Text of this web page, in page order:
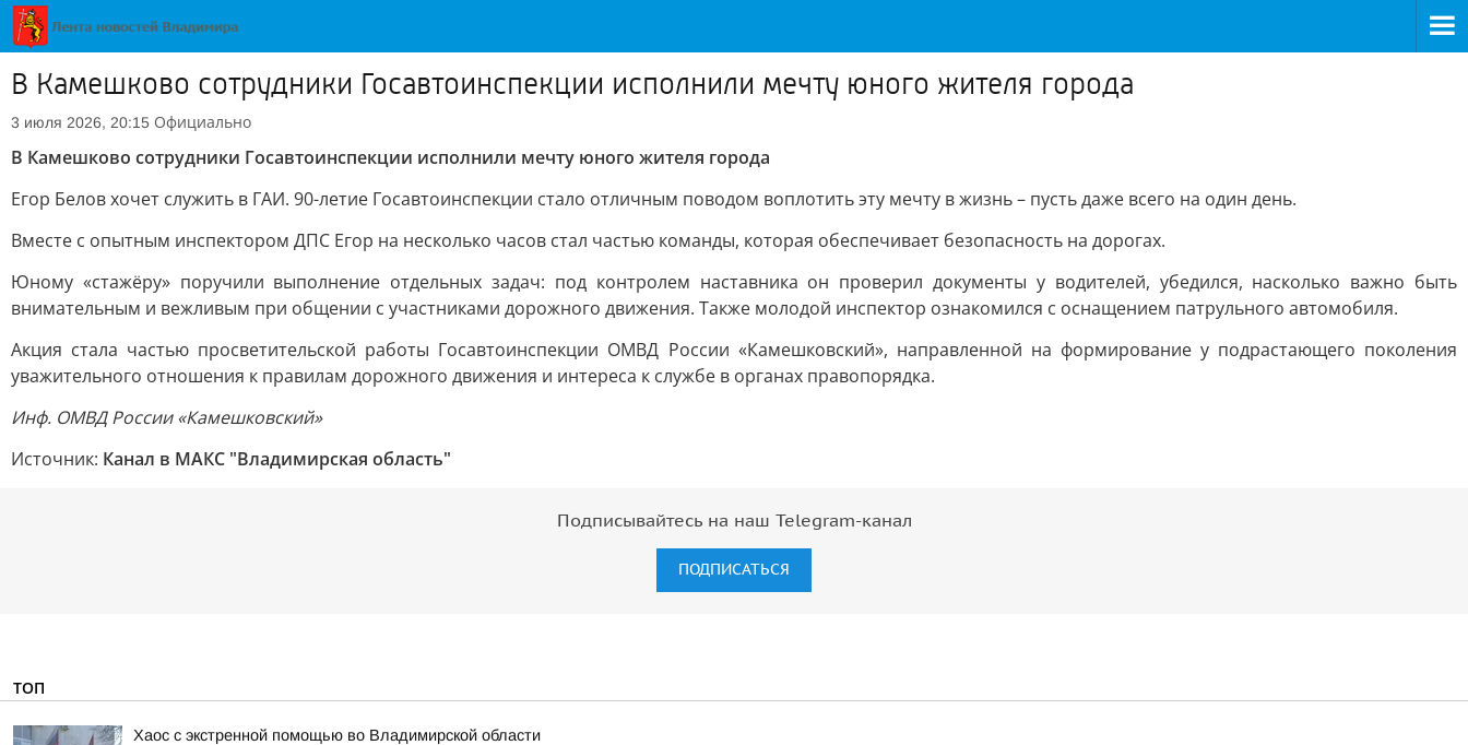
В Камешково сотрудники Госавтоинспекции исполнили мечту юного жителя города
3 июля 2026, 20:15 Официально
В Камешково сотрудники Госавтоинспекции исполнили мечту юного жителя города
Егор Белов хочет служить в ГАИ. 90-летие Госавтоинспекции стало отличным поводом воплотить эту мечту в жизнь – пусть даже всего на один день.
Вместе с опытным инспектором ДПС Егор на несколько часов стал частью команды, которая обеспечивает безопасность на дорогах.
Юному «стажёру» поручили выполнение отдельных задач: под контролем наставника он проверил документы у водителей, убедился, насколько важно быть
внимательным и вежливым при общении с участниками дорожного движения. Также молодой инспектор ознакомился с оснащением патрульного автомобиля.
Акция стала частью просветительской работы Госавтоинспекции ОМВД России «Камешковский», направленной на формирование у подрастающего поколения
уважительного отношения к правилам дорожного движения и интереса к службе в органах правопорядка.
Инф. ОМВД России «Камешковский»
Источник: Канал в МАКС "Владимирская область"
Подписывайтесь на наш Telegram-канал
ПОДПИСАТЬСЯ
ТОП
Хаос с экстренной помощью во Владимирской области